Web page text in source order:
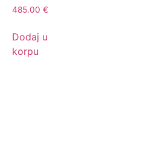
485.00 €
Dodaj u
korpu